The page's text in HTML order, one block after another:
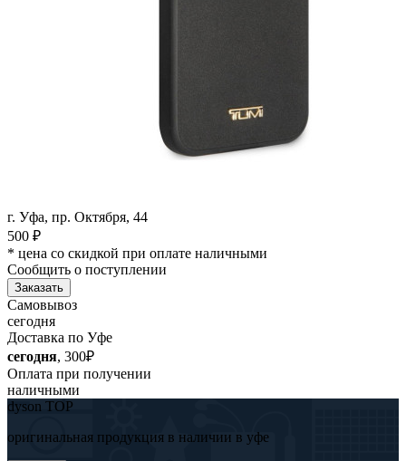
г. Уфа, пр. Октября, 44
500 ₽
* цена со скидкой при оплате наличными
Сообщить о поступлении
Заказать
Самовывоз
сегодня
Доставка по Уфе
сегодня, 300₽
Оплата при получении
наличными
dyson TOP
оригинальная продукция в наличии в уфе